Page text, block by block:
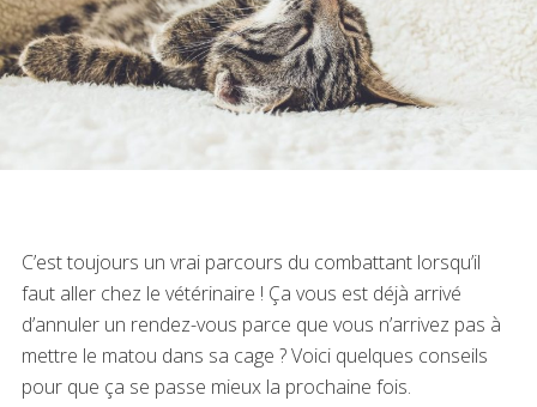
C’est toujours un vrai parcours du combattant lorsqu’il
faut aller chez le vétérinaire ! Ça vous est déjà arrivé
d’annuler un rendez-vous parce que vous n’arrivez pas à
mettre le matou dans sa cage ? Voici quelques conseils
pour que ça se passe mieux la prochaine fois.